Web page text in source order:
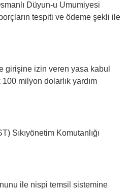
Düyun-u Umumiyesi
tespiti ve ödeme şekli ile
girişine izin veren yasa kabul
milyon dolarlık yardım
Sıkıyönetim Komutanlığı
ile nispi temsil sistemine